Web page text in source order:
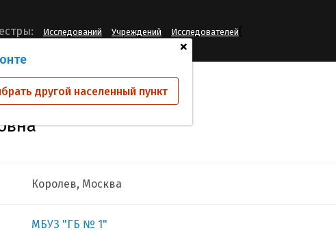
+
другой населенный пункт
Исследований Учреждений Исследователей
Елена Арнольдовна
Королев, Москва
МБУЗ "ГБ № 1"